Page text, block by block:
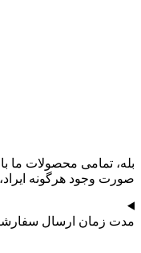
بله، تمامی محصولات ما
صورت وجود هرگونه
مدت زمان ارسال